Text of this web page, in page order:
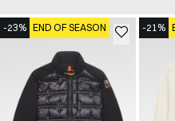
-23% END OF SEASON -21%